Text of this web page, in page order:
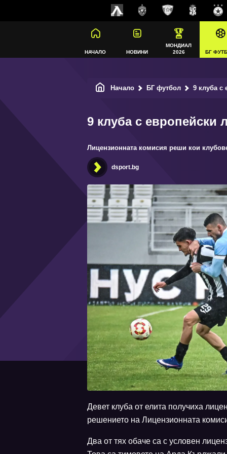
НАЧАЛО НОВИНИ
МОНДИАЛ
2026
БГ
Начало БГ футбол 9 клуба с
9 клуба с европейски
Лицензионната комисия реши кои
dsport.bg
Девет клуба от елита получиха
решението на Лицензионната
Два от тях обаче са с условен